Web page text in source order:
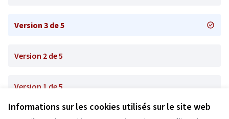
Informations sur les cookies utilisés sur le site web
Version 3 de 5
Version 2 de 5
Version 1 de 5